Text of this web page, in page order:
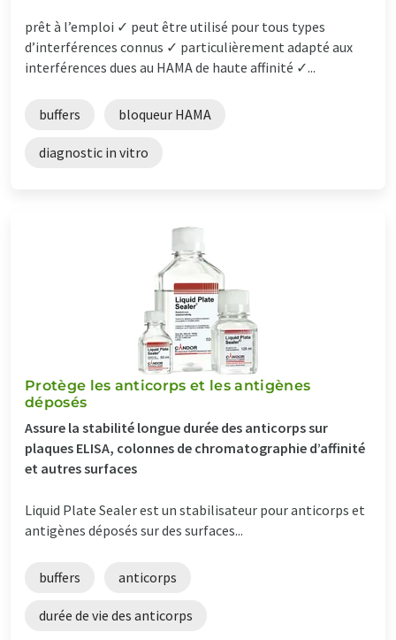
prêt à l’emploi ✓ peut être utilisé pour tous types
d’interférences connus ✓ particulièrement adapté aux
interférences dues au HAMA de haute affinité ✓...
buffers bloqueur HAMA
diagnostic in vitro
Protège les anticorps et les antigènes
déposés
Assure la stabilité longue durée des anticorps sur
plaques ELISA, colonnes de chromatographie d’affinité
et autres surfaces
Liquid Plate Sealer est un stabilisateur pour anticorps et
antigènes déposés sur des surfaces...
buffers anticorps
durée de vie des anticorps